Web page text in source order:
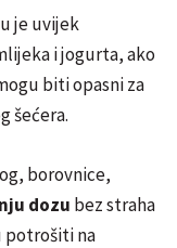
je uvijek
i jogurta, ako
biti opasni za
šećera.
borovnice,
dozu bez straha
potrošiti na